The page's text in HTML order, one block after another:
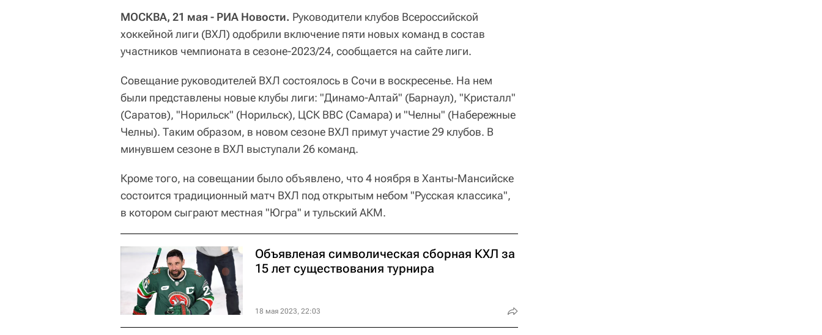
МОСКВА, 21 мая - РИА Новости. Руководители клубов Всероссийской
хоккейной лиги (ВХЛ) одобрили включение пяти новых команд в состав
участников чемпионата в сезоне-2023/24, сообщается на сайте лиги.
Совещание руководителей ВХЛ состоялось в Сочи в воскресенье. На нем
были представлены новые клубы лиги: "Динамо-Алтай" (Барнаул), "Кристалл"
(Саратов), "Норильск" (Норильск), ЦСК ВВС (Самара) и "Челны" (Набережные
Челны). Таким образом, в новом сезоне ВХЛ примут участие 29 клубов. В
минувшем сезоне в ВХЛ выступали 26 команд.
Кроме того, на совещании было объявлено, что 4 ноября в Ханты-Мансийске
состоится традиционный матч ВХЛ под открытым небом "Русская классика",
в котором сыграют местная "Югра" и тульский АКМ.
Объявленая символическая сборная КХЛ за
15 лет существования турнира
18 мая 2023, 22:03